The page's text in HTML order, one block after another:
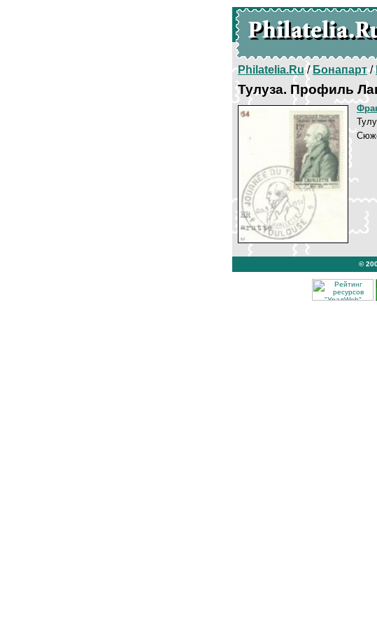
Philatelia.Ru/Бонапарт/
Тулуза. Профиль
©